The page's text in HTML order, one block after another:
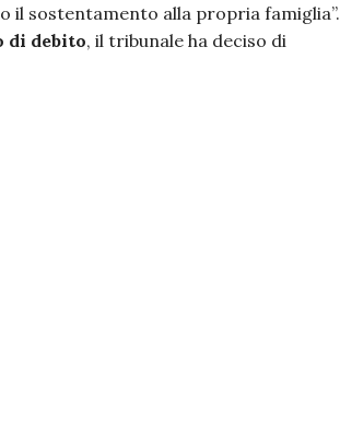
il sostentamento alla propria famiglia”.
di debito, il tribunale ha deciso di